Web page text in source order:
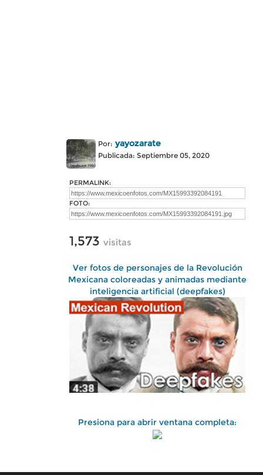
Por: yayozarate
Publicada: Septiembre 05, 2020
PERMALINK:
FOTO:
1,573 visitas
Ver fotos de personajes de la Revolución
Mexicana coloreadas y animadas mediante
inteligencia artificial (deepfakes)
Presiona para abrir ventana completa: